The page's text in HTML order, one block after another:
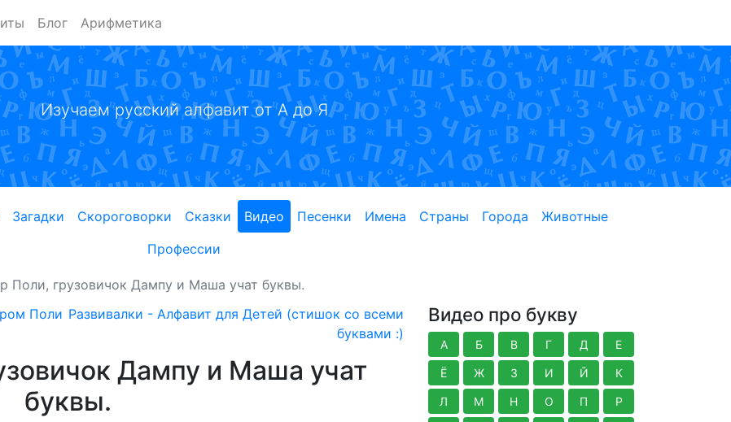
Блог Арифметика
Изучаем русский алфавит от А до Я
Загадки Скороговорки Сказки Видео Песенки Имена Страны Города
Животные
Профессии
Поли, грузовичок Дампу и Маша учат буквы.
Поли Развивалки - Алфавит для Детей (стишок со всеми
буквами :)
Дампу и Маша учат
буквы.
Видео про букву
А Б В Г Д Е
Ё Ж З И Й К
Л М Н О П Р